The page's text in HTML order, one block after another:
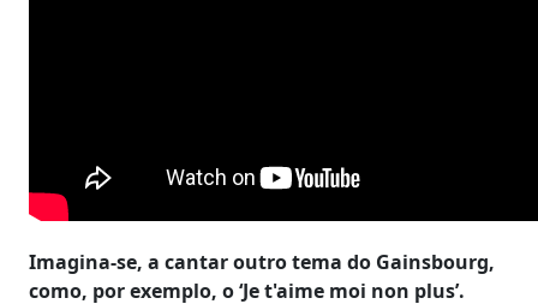
Imagina-se, a cantar outro tema do Gainsbourg,
como, por exemplo, o ‘Je t'aime moi non plus’.